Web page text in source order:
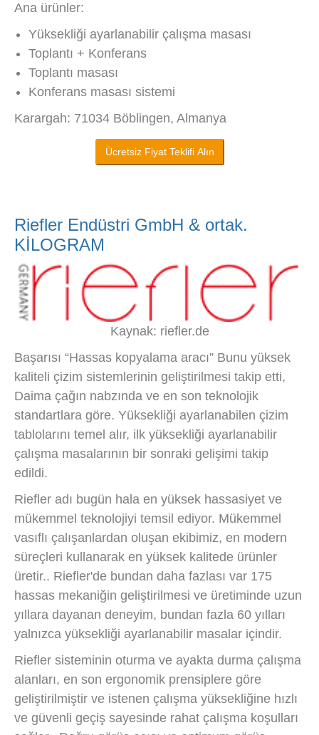
Ana ürünler:
Yüksekliği ayarlanabilir çalışma masası
Toplantı + Konferans
Toplantı masası
Konferans masası sistemi
Karargah: 71034 Böblingen, Almanya
Ücretsiz Fiyat Teklifi Alın
Riefler Endüstri GmbH & ortak.
KİLOGRAM
Kaynak: riefler.de
Başarısı “Hassas kopyalama aracı” Bunu yüksek
kaliteli çizim sistemlerinin geliştirilmesi takip etti,
Daima çağın nabzında ve en son teknolojik
standartlara göre. Yüksekliği ayarlanabilen çizim
tablolarını temel alır, ilk yüksekliği ayarlanabilir
çalışma masalarının bir sonraki gelişimi takip
edildi.
Riefler adı bugün hala en yüksek hassasiyet ve
mükemmel teknolojiyi temsil ediyor. Mükemmel
vasıflı çalışanlardan oluşan ekibimiz, en modern
süreçleri kullanarak en yüksek kalitede ürünler
üretir.. Riefler'de bundan daha fazlası var 175
hassas mekaniğin geliştirilmesi ve üretiminde uzun
yıllara dayanan deneyim, bundan fazla 60 yılları
yalnızca yüksekliği ayarlanabilir masalar içindir.
Riefler sisteminin oturma ve ayakta durma çalışma
alanları, en son ergonomik prensiplere göre
geliştirilmiştir ve istenen çalışma yüksekliğine hızlı
ve güvenli geçiş sayesinde rahat çalışma koşulları